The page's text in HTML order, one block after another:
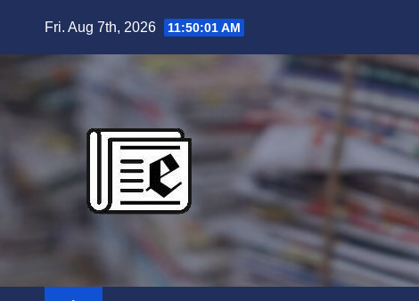
Fri. Aug 7th, 2026 11:50:02 AM